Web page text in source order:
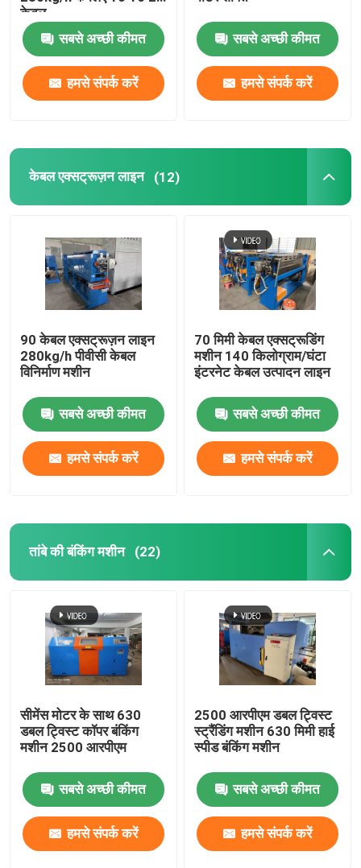
केबल
सबसे अच्छी कीमत
हमसे संपर्क करें
सबसे अच्छी कीमत
हमसे संपर्क करें
केबल एक्सट्रूज़न लाइन (12)
90 केबल एक्सट्रूज़न लाइन
280kg/h पीवीसी केबल
विनिर्माण मशीन
सबसे अच्छी कीमत
हमसे संपर्क करें
70 मिमी केबल एक्सट्रूडिंग
मशीन 140 किलोग्राम/घंटा
इंटरनेट केबल उत्पादन लाइन
सबसे अच्छी कीमत
हमसे संपर्क करें
तांबे की बंकिंग मशीन (22)
सीमेंस मोटर के साथ 630
डबल ट्विस्ट कॉपर बंकिंग
मशीन 2500 आरपीएम
सबसे अच्छी कीमत
हमसे संपर्क करें
2500 आरपीएम डबल ट्विस्ट
स्ट्रैंडिंग मशीन 630 मिमी हाई
स्पीड बंकिंग मशीन
सबसे अच्छी कीमत
हमसे संपर्क करें